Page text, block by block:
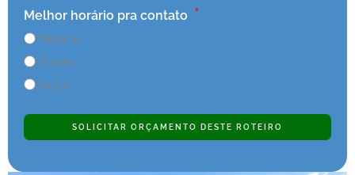
Melhor horário pra contato
Manhã
Tarde
Noite
SOLICITAR ORÇAMENTO DESTE ROTEIRO